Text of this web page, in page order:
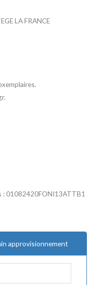
LA FRANCE
: 01082420FONI13ATTB1
approvisionnement